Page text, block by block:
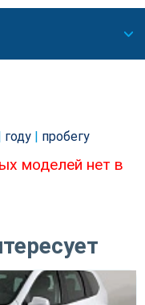
году пробегу
моделей нет в